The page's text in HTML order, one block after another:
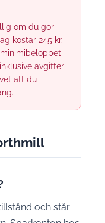
om du gör
kostar 245 kr.
avgifter
att du
och står